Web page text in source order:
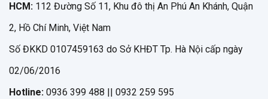
HCM: 112 Đường Số 11, Khu đô thị An Phú An Khánh, Quận
2, Hồ Chí Minh, Việt Nam
Số ĐKKD 0107459163 do Sở KHĐT Tp. Hà Nội cấp ngày
02/06/2016
Hotline: 0936 399 488 || 0932 259 595